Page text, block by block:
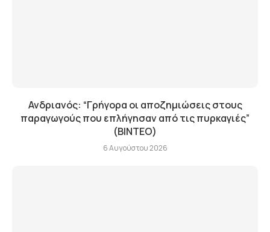
Ανδριανός: “Γρήγορα οι αποζημιώσεις στους
παραγωγούς που επλήγησαν από τις πυρκαγιές”
(BINTEO)
6 Αυγούστου 2026